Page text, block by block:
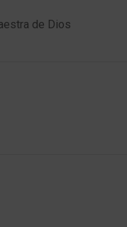
de Dios